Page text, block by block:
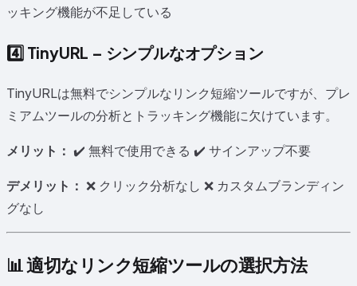
ッキング機能が不足している
4️⃣ TinyURL – シンプルなオプション
TinyURLは無料でシンプルなリンク短縮ツールですが、プレ
ミアムツールの分析とトラッキング機能に欠けています。
メリット： ✔️ 無料で使用できる ✔️ サインアップ不要
デメリット： ❌ クリック分析なし ❌ カスタムブランディン
グなし
📊 適切なリンク短縮ツールの選択方法